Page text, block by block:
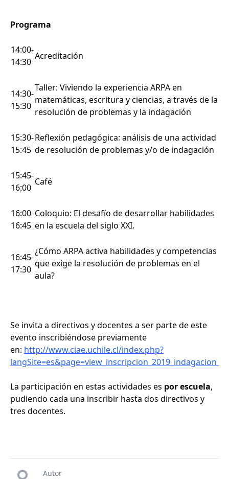
Programa
14:00-
14:30
Acreditación
14:30-
15:30
Taller: Viviendo la experiencia ARPA en
matemáticas, escritura y ciencias, a través de la
resolución de problemas y la indagación
15:30-
15:45
Reflexión pedagógica: análisis de una actividad
de resolución de problemas y/o de indagación
15:45-
16:00
Café
16:00-
16:45
Coloquio: El desafío de desarrollar habilidades
en la escuela del siglo XXI.
16:45-
17:30
¿Cómo ARPA activa habilidades y competencias
que exige la resolución de problemas en el
aula?
Se invita a directivos y docentes a ser parte de este
evento inscribiéndose previamente
en: http://www.ciae.uchile.cl/index.php?
La participación en estas actividades es por escuela,
pudiendo cada una inscribir hasta dos directivos y
tres docentes.
Autor